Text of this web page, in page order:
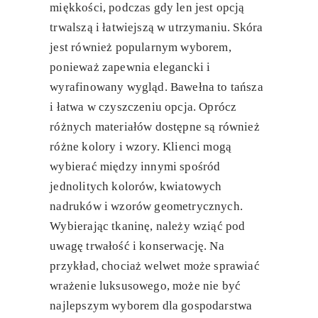
miękkości, podczas gdy len jest opcją
trwalszą i łatwiejszą w utrzymaniu. Skóra
jest również popularnym wyborem,
ponieważ zapewnia elegancki i
wyrafinowany wygląd. Bawełna to tańsza
i łatwa w czyszczeniu opcja. Oprócz
różnych materiałów dostępne są również
różne kolory i wzory. Klienci mogą
wybierać między innymi spośród
jednolitych kolorów, kwiatowych
nadruków i wzorów geometrycznych.
Wybierając tkaninę, należy wziąć pod
uwagę trwałość i konserwację. Na
przykład, chociaż welwet może sprawiać
wrażenie luksusowego, może nie być
najlepszym wyborem dla gospodarstwa